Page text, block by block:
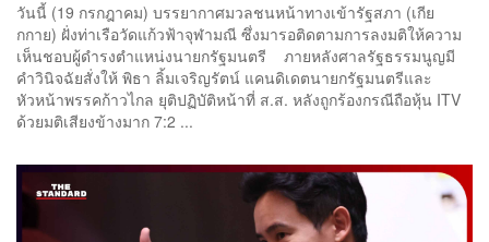
วันนี้ (19 กรกฎาคม) บรรยากาศมวลชนหน้าทางเข้ารัฐสภา (เกีย
กกาย) ฝั่งท่าเรือวัดแก้วฟ้าจุฬามณี ซึ่งมารอติดตามการลงมติให้ความ
เห็นชอบผู้ดำรงตำแหน่งนายกรัฐมนตรี ภายหลังศาลรัฐธรรมนูญมี
คำวินิจฉัยสั่งให้ พิธา ลิ้มเจริญรัตน์ แคนดิเดตนายกรัฐมนตรีและ
หัวหน้าพรรคก้าวไกล ยุติปฏิบัติหน้าที่ ส.ส. หลังถูกร้องกรณีถือหุ้น ITV
ด้วยมติเสียงข้างมาก 7:2 ...